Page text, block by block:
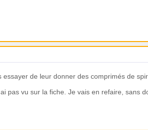
de leur donner des comprimés de
pas vu sur la fiche. Je vais en refaire, sans